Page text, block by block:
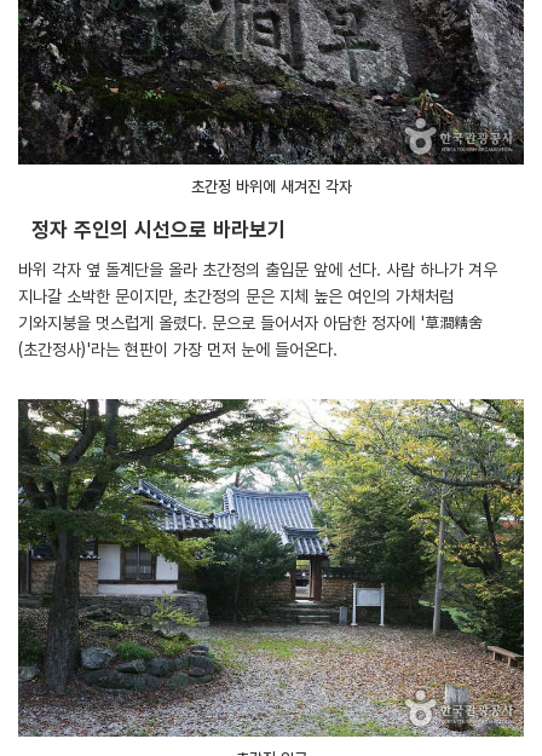
초간정 바위에 새겨진 각자
정자 주인의 시선으로 바라보기
바위 각자 옆 돌계단을 올라 초간정의 출입문 앞에 선다. 사람 하나가 겨우
지나갈 소박한 문이지만, 초간정의 문은 지체 높은 여인의 가채처럼
기와지붕을 멋스럽게 올렸다. 문으로 들어서자 아담한 정자에 '草澗精舍
(초간정사)'라는 현판이 가장 먼저 눈에 들어온다.